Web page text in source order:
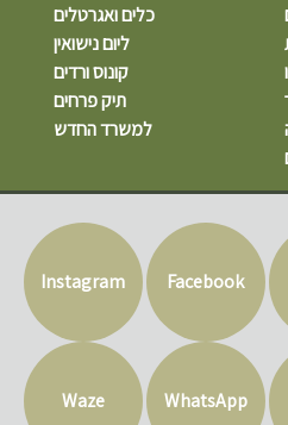
כלים ואגרטלים
ליום נישואין
קונוס ורדים
תיק פרחים
למשרד החדש
Facebook
Instagram
WhatsApp
Waze